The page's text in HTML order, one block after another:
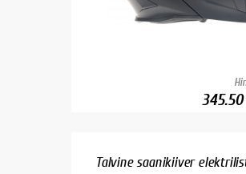
Talvine saanikiiver